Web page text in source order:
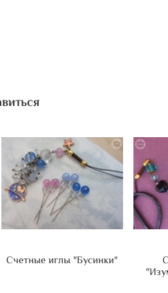
Счетные иглы "Бусинки"